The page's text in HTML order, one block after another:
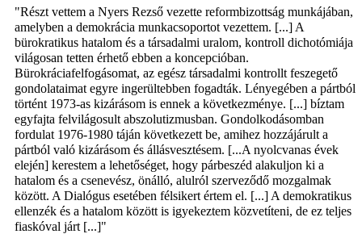
"Részt vettem a Nyers Rezső vezette reformbizottság munkájában,
amelyben a demokrácia munkacsoportot vezettem. [...] A
bürokratikus hatalom és a társadalmi uralom, kontroll dichotómiája
világosan tetten érhető ebben a koncepcióban.
Bürokráciafelfogásomat, az egész társadalmi kontrollt feszegető
gondolataimat egyre ingerültebben fogadták. Lényegében a pártból
történt 1973-as kizárásom is ennek a következménye. [...] bíztam
egyfajta felvilágosult abszolutizmusban. Gondolkodásomban
fordulat 1976-1980 táján következett be, amihez hozzájárult a
pártból való kizárásom és állásvesztésem. [...A nyolcvanas évek
elején] kerestem a lehetőséget, hogy párbeszéd alakuljon ki a
hatalom és a csenevész, önálló, alulról szerveződő mozgalmak
között. A Dialógus esetében félsikert értem el. [...] A demokratikus
ellenzék és a hatalom között is igyekeztem közvetíteni, de ez teljes
fiaskóval járt [...]"